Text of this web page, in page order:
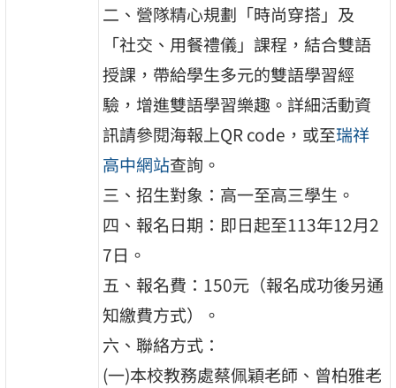
二、營隊精心規劃「時尚穿搭」及
「社交、用餐禮儀」課程，結合雙語
授課，帶給學生多元的雙語學習經
驗，增進雙語學習樂趣。詳細活動資
訊請參閱海報上QR code，或至瑞祥
高中網站查詢。
三、招生對象：高一至高三學生。
四、報名日期：即日起至113年12月2
7日。
五、報名費：150元（報名成功後另通
知繳費方式）。
六、聯絡方式：
(一)本校教務處蔡佩穎老師、曾柏雅老